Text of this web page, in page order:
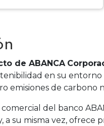
de ABANCA
en su
emisiones de carbono
comercial del banco
a su misma vez, ofrece